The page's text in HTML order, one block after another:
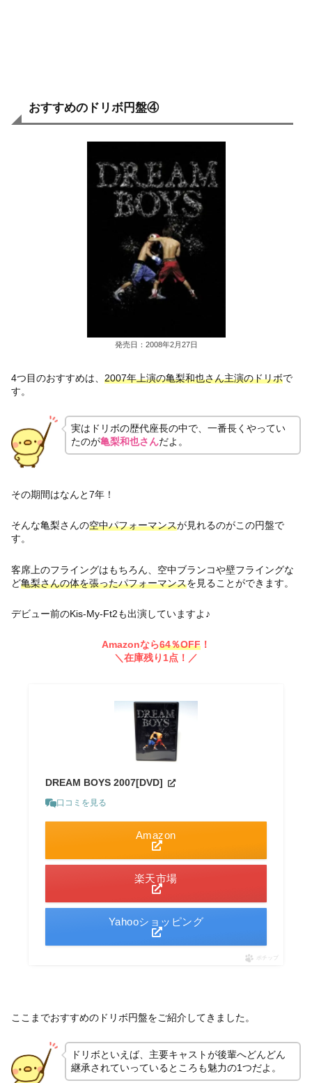
おすすめのドリボ円盤④
発売日：2008年2月27日
4つ目のおすすめは、 2007年上演の亀梨和也さん主演のドリボで
す。
実はドリボの歴代座長の中で、一番長くやってい
たのが亀梨和也さんだよ。
その期間はなんと7年！
そんな亀梨さんの空中パフォーマンスが見れるのがこの円盤で
す。
客席上のフライングはもちろん、空中ブランコや壁フライングな
ど亀梨さんの体を張ったパフォーマンスを見ることができます。
デビュー前のKis-My-Ft2も出演していますよ♪
Amazonなら64％OFF ！
＼在庫残り1点！／
DREAM BOYS 2007[DVD]
口コミを見る
Amazon
楽天市場
Yahooショッピング
ポチップ
ここまでおすすめのドリボ円盤をご紹介してきました。
ドリボといえば、主要キャストが後輩へどんどん
継承されていっているところも魅力の1つだよ。